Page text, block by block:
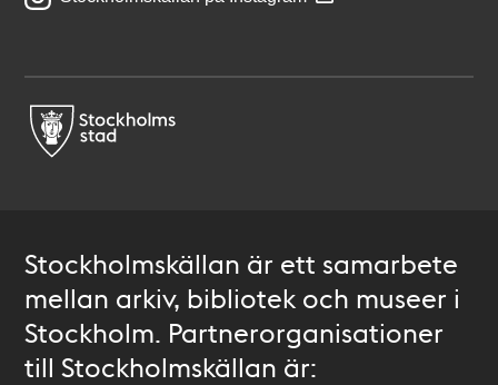
Stockholmskällan är ett samarbete
mellan arkiv, bibliotek och museer i
Stockholm. Partnerorganisationer
till Stockholmskällan är: